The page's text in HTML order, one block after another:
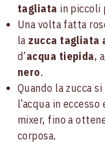
tagliata in piccoli
Una volta fatta
la zucca tagliata
d’acqua tiepida,
nero.
Quando la zucca
l’acqua in
mixer, fino a
corposa.